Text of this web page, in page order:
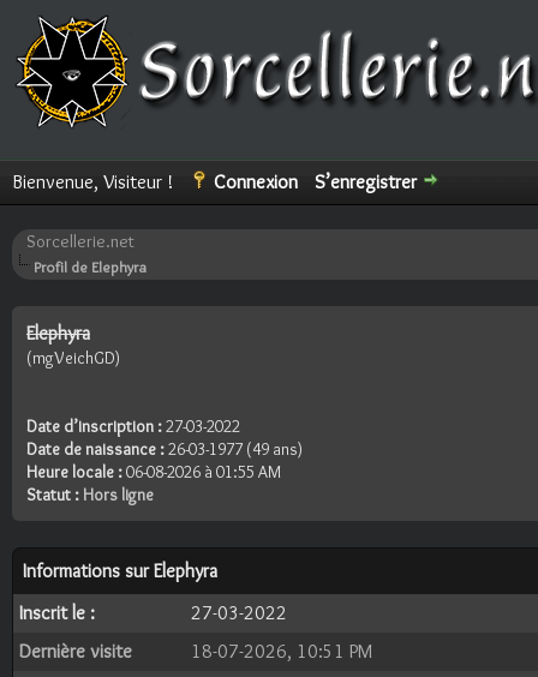
Bienvenue, Visiteur ! Connexion S’enregistrer
Sorcellerie.net
Profil de Elephyra
Elephyra
(mgVeichGD)
Date d’inscription :27-03-2022
Date de naissance :26-03-1977 (49 ans)
Heure locale :06-08-2026 à 01:55 AM
Statut : Hors ligne
Informations sur Elephyra
Inscrit le :
27-03-2022
Dernière visite
18-07-2026, 10:51 PM